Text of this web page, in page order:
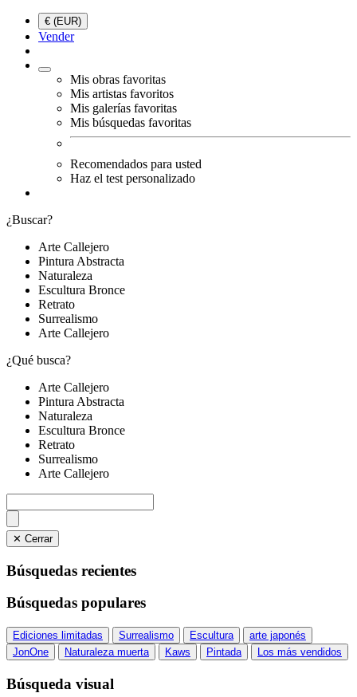
€ (EUR)
Vender
Mis obras favoritas
Mis artistas favoritos
Mis galerías favoritas
Mis búsquedas favoritas
Recomendados para usted
Haz el test personalizado
¿Buscar?
Arte Callejero
Pintura Abstracta
Naturaleza
Escultura Bronce
Retrato
Surrealismo
Arte Callejero
¿Qué busca?
Arte Callejero
Pintura Abstracta
Naturaleza
Escultura Bronce
Retrato
Surrealismo
Arte Callejero
✕ Cerrar
Búsquedas recientes
Búsquedas populares
Ediciones limitadas Surrealismo Escultura
arte japonés
JonOne
Naturaleza muerta Kaws Pintada Los más vendidos
Búsqueda visual